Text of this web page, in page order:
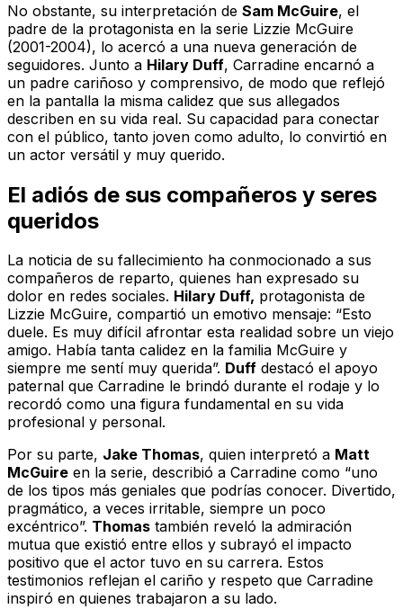
No obstante, su interpretación de Sam McGuire, el
padre de la protagonista en la serie Lizzie McGuire
(2001-2004), lo acercó a una nueva generación de
seguidores. Junto a Hilary Duff, Carradine encarnó a
un padre cariñoso y comprensivo, de modo que reflejó
en la pantalla la misma calidez que sus allegados
describen en su vida real. Su capacidad para conectar
con el público, tanto joven como adulto, lo convirtió en
un actor versátil y muy querido.
El adiós de sus compañeros y seres
queridos
La noticia de su fallecimiento ha conmocionado a sus
compañeros de reparto, quienes han expresado su
dolor en redes sociales. Hilary Duff, protagonista de
Lizzie McGuire, compartió un emotivo mensaje: “Esto
duele. Es muy difícil afrontar esta realidad sobre un viejo
amigo. Había tanta calidez en la familia McGuire y
siempre me sentí muy querida”. Duff destacó el apoyo
paternal que Carradine le brindó durante el rodaje y lo
recordó como una figura fundamental en su vida
profesional y personal.
Por su parte, Jake Thomas, quien interpretó a Matt
McGuire en la serie, describió a Carradine como “uno
de los tipos más geniales que podrías conocer. Divertido,
pragmático, a veces irritable, siempre un poco
excéntrico”. Thomas también reveló la admiración
mutua que existió entre ellos y subrayó el impacto
positivo que el actor tuvo en su carrera. Estos
testimonios reflejan el cariño y respeto que Carradine
inspiró en quienes trabajaron a su lado.